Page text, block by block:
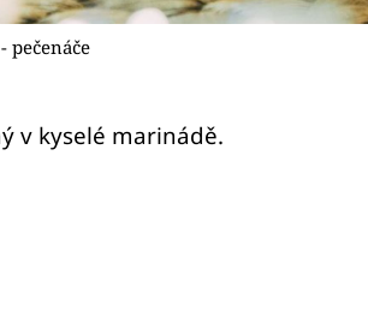
pečenáče
v kyselé marinádě.